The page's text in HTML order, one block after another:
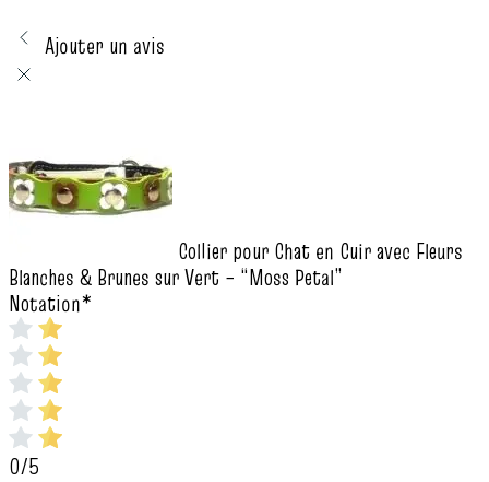
Ajouter un avis
Collier pour Chat en Cuir avec Fleurs
Blanches & Brunes sur Vert – “Moss Petal”
Notation*
0/5